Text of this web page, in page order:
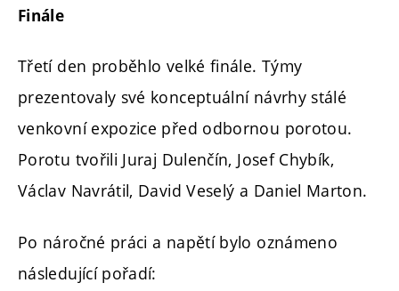
Finále
Třetí den proběhlo velké finále. Týmy
prezentovaly své konceptuální návrhy stálé
venkovní expozice před odbornou porotou.
Porotu tvořili Juraj Dulenčín, Josef Chybík,
Václav Navrátil, David Veselý a Daniel Marton.
Po náročné práci a napětí bylo oznámeno
následující pořadí: